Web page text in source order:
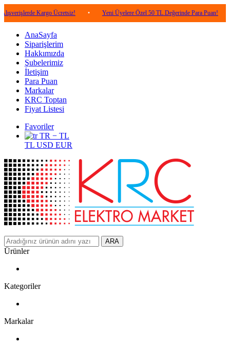
Kargo Ücretsiz! • Yeni Üyelere Özel 50 TL Değerinde Para Puan! •
AnaSayfa
Siparişlerim
Hakkımızda
Şubelerimiz
İletişim
Para Puan
Markalar
KRC Toptan
Fiyat Listesi
Favoriler
TR − TL
TL USD EUR
ARA
Ürünler
Kategoriler
Markalar